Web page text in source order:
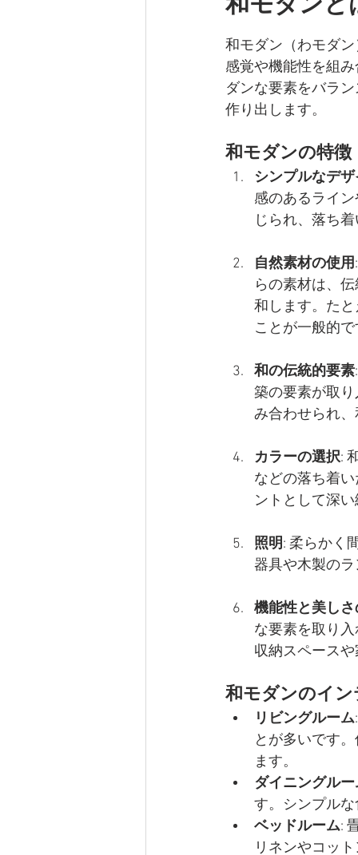
和モダン（わモダ
感覚や機能性を組
ダンな要素をバラ
作り出します。
和モダンの特徴
シンプルなデ
感のあるライ
じられ、落ち
自然素材の使用
らの素材は、
和します。た
ことが一般的
和の伝統的要素
築の要素が取
み合わせられ
カラーの選択:
などの落ち着
ントとして深
照明: 柔らかく
器具や木製の
機能性と美し
な要素を取り
収納スペース
和モダンのイ
リビングルーム
とが多いです
ます。
ダイニングルー
す。シンプル
ベッドルーム:
リネンやコッ